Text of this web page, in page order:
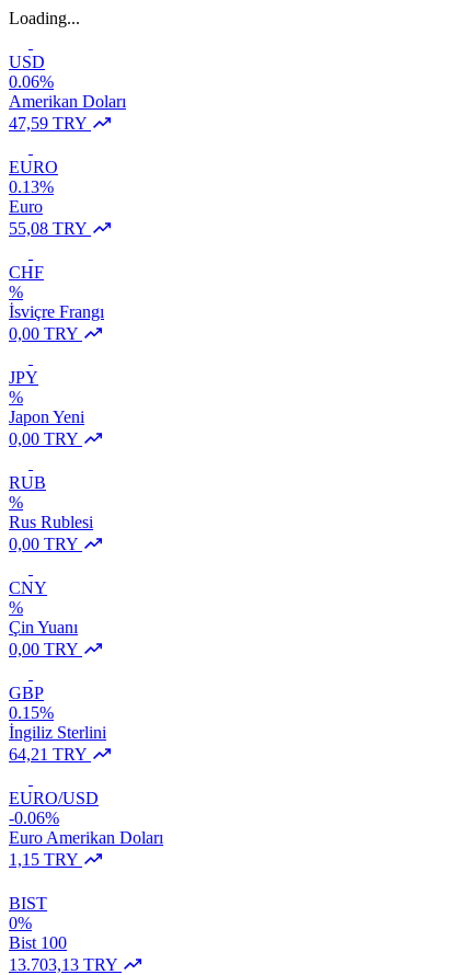
Loading...
USD
0.06%
Amerikan Doları
47,59 TRY
EURO
0.13%
Euro
55,08 TRY
CHF
%
İsviçre Frangı
0,00 TRY
JPY
%
Japon Yeni
0,00 TRY
RUB
%
Rus Rublesi
0,00 TRY
CNY
%
Çin Yuanı
0,00 TRY
GBP
0.15%
İngiliz Sterlini
64,21 TRY
EURO/USD
-0.06%
Euro Amerikan Doları
1,15 TRY
BIST
0%
Bist 100
13.703,13 TRY